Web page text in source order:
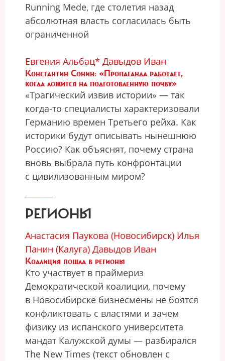
Running Mede, где столетия назад
абсолютная власть согласилась быть
ограниченной
Евгения Альбац* Давыдов Иван
Константин Сонин: «Пропаганда работает,
когда ложится на подготовленную почву»
«Трагический извив истории» — так
когда-то специалисты характеризовали
Германию времен Третьего рейха. Как
историки будут описывать нынешнюю
Россию? Как объяснят, почему страна
вновь выбрала путь конфронтации
с цивилизованным миром?
РЕГИОНЫ
Анастасия Паукова (Новосибирск) Илья
Панин (Калуга) Давыдов Иван
Коалиция пошла в регионы
Кто участвует в праймериз
Демократической коалиции, почему
в Новосибирске бизнесмены не боятся
конфликтовать с властями и зачем
физику из испанского университета
мандат Калужской думы — разбирался
The New Times (текст обновлен с